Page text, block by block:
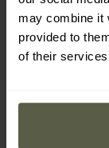
may combine it
provided to
of their